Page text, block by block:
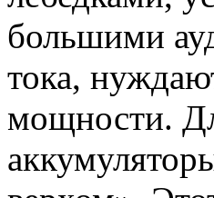
большими
тока,
мощности.